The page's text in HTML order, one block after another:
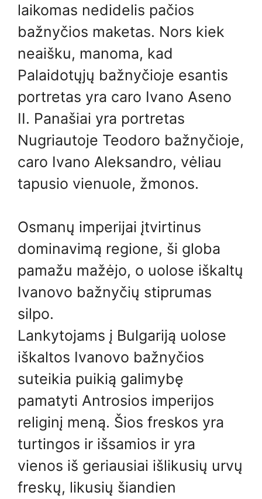
laikomas nedidelis pačios
bažnyčios maketas. Nors kiek
neaišku, manoma, kad
Palaidotųjų bažnyčioje esantis
portretas yra caro Ivano Aseno
II. Panašiai yra portretas
Nugriautoje Teodoro bažnyčioje,
caro Ivano Aleksandro, vėliau
tapusio vienuole, žmonos.
Osmanų imperijai įtvirtinus
dominavimą regione, ši globa
pamažu mažėjo, o uolose iškaltų
Ivanovo bažnyčių stiprumas
silpo.
Lankytojams į Bulgariją uolose
iškaltos Ivanovo bažnyčios
suteikia puikią galimybę
pamatyti Antrosios imperijos
religinį meną. Šios freskos yra
turtingos ir išsamios ir yra
vienos iš geriausiai išlikusių urvų
freskų, likusių šiandien